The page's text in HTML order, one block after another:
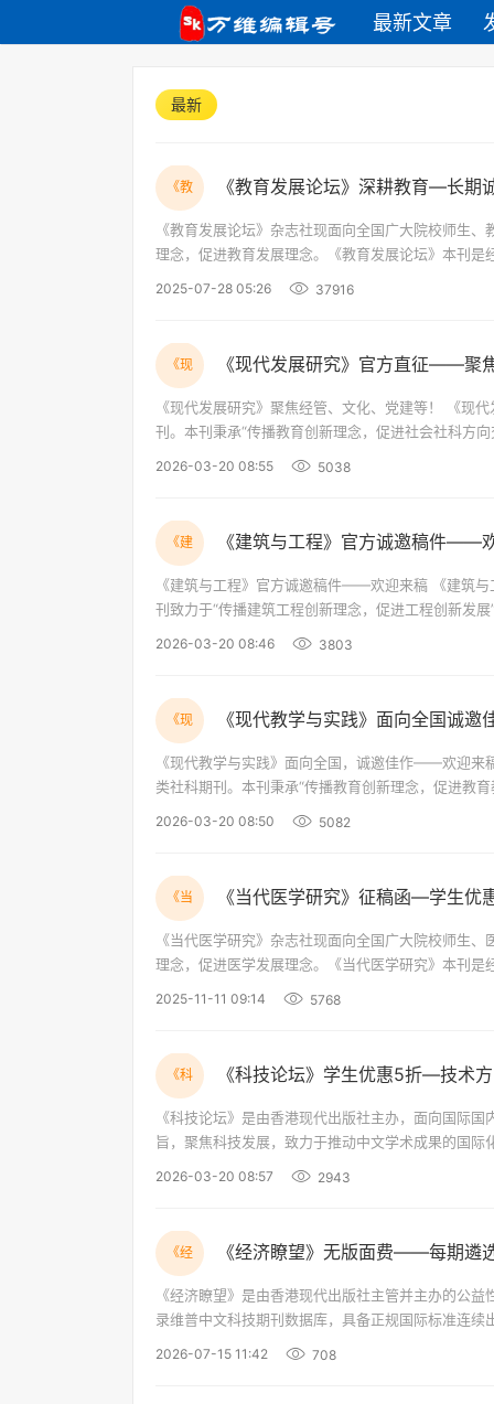
最新文章
最新
《教 《教育发展论坛》深耕教育—长期
《教育发展论坛》杂志社现面向全国广大院校师生、教育
理念，促进教育发展理念。《教育发展论坛》本刊是经过同行评审的 开放获取期刊，征稿方向为：学校文
2025-07-28 05:26 37916
《现 《现代发展研究》官方直征——聚
《现代发展研究》聚焦经管、文化、党建等！ 《现代发展研究》是由香港现代出版社主办，面向国际国内公开发行的大型综合类社科期
刊。本刊秉承“传播教育创新理念，促进社会社科方
2026-03-20 08:55 5038
《建 《建筑与工程》官方诚邀稿件——
《建筑与工程》官方诚邀稿件——欢迎来稿 《建筑与工程》是由香港现代出版社主办，面向国际国内公开发行的大型综合类工程期刊。本
刊致力于“传播建筑工程创新理念，促进工程创新发展”，旨在为全
2026-03-20 08:46 3803
《现 《现代教学与实践》面向全国诚
《现代教学与实践》面向全国，诚邀佳作——欢迎来稿 《现代教学与实践》是由香港现代出版社主办，面向国际国内公开发行的大
类社科期刊。本刊秉承“传播教育创新理念，促进教
2026-03-20 08:50 5082
《当 《当代医学研究》征稿函—学生优
《当代医学研究》杂志社现面向全国广大院校师生、医学
理念，促进医学发展理念。《当代医学研究》本刊是经过同行评审的 开放获取期刊，以较低的版面费持续
2025-11-11 09:14 5768
《科 《科技论坛》学生优惠5折—技术
《科技论坛》是由香港现代出版社主办，面向国际
旨，聚焦科技发展，致力于推动中文学术成果的国际化传播。 为进一步汇聚学术智慧、共享实践成果，本刊现面向全
2026-03-20 08:57 2943
《经 《经济瞭望》无版面费——每期遴
《经济瞭望》是由香港现代出版社主管并主办的公
录维普中文科技期刊数据库，具备正规国际标准连
2026-07-15 11:42 708